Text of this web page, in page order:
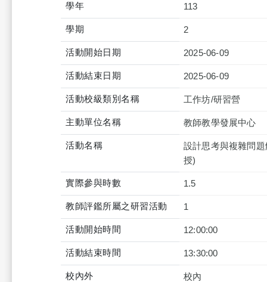
學年 113
學期 2
活動開始日期 2025-06-09
活動結束日期 2025-06-09
活動校級類別名稱 工作坊/研習營
主動單位名稱 教師教學發展中心
活動名稱
設計思考與複雜問
授)
實際參與時數 1.5
教師評鑑所屬之研習活動 1
活動開始時間 12:00:00
活動結束時間 13:30:00
校內外 校內